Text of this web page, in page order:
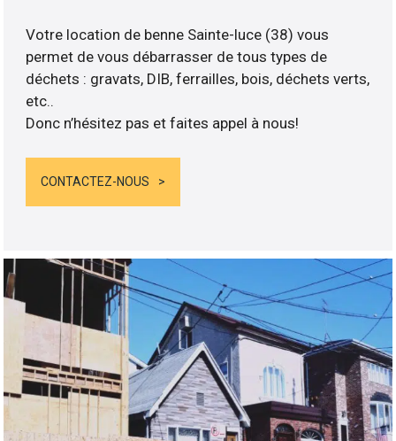
Votre location de benne Sainte-luce (38) vous
permet de vous débarrasser de tous types de
déchets : gravats, DIB, ferrailles, bois, déchets verts,
etc..
Donc n’hésitez pas et faites appel à nous!
CONTACTEZ-NOUS